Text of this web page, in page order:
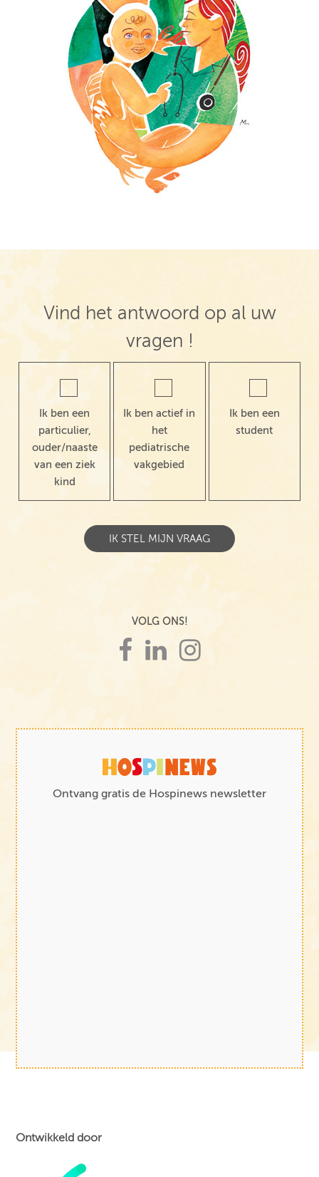
Vind het antwoord op al uw
vragen !
Ik ben een
particulier,
ouder/naaste
van een ziek
kind
Ik ben actief in
het
pediatrische
vakgebied
Ik ben een
student
VOLG ONS!
Ontvang gratis de Hospinews newsletter
Ontwikkeld door